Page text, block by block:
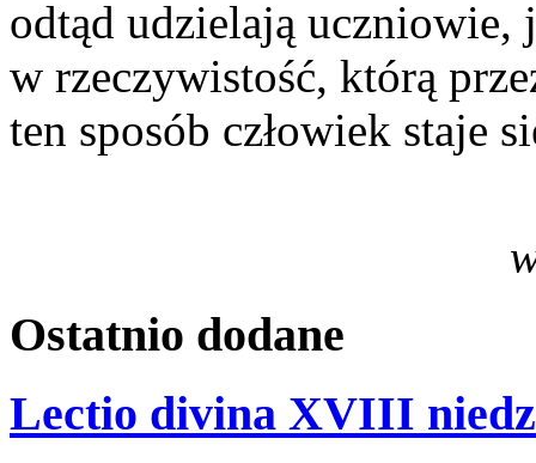
odtąd udzielają uczniowie,
w rzeczywistość, którą
ten sposób człowiek staje
Ostatnio dodane
Lectio divina XVIII